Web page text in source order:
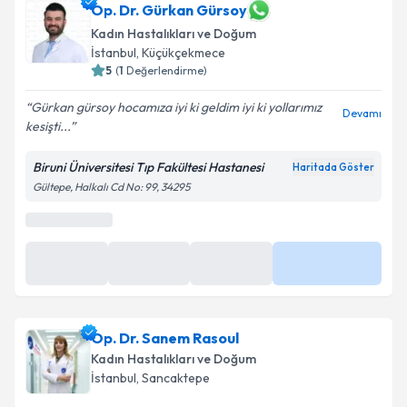
Op. Dr. Gürkan Gürsoy
Kadın Hastalıkları ve Doğum
İstanbul, Küçükçekmece
5 (1 Değerlendirme)
Gürkan gürsoy hocamıza iyi ki geldim iyi ki yollarımız
kesişti...
Devamı
Biruni Üniversitesi Tıp Fakültesi Hastanesi Haritada Göster
Gültepe, Halkalı Cd No: 99, 34295
Op. Dr. Sanem Rasoul
Kadın Hastalıkları ve Doğum
İstanbul, Sancaktepe